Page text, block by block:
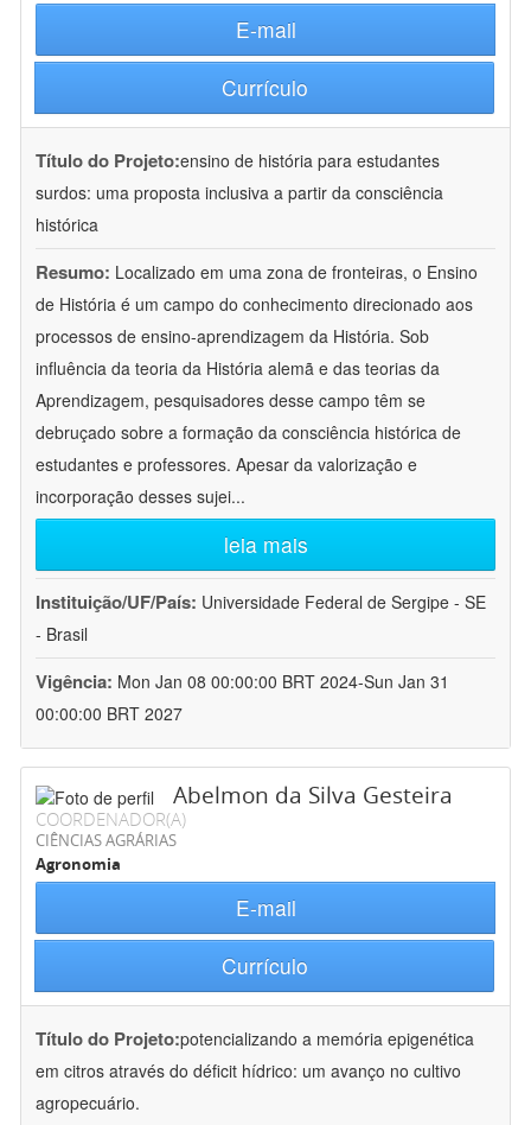
E-mail
Currículo
Título do Projeto:ensino de história para estudantes
surdos: uma proposta inclusiva a partir da consciência
histórica
Resumo: Localizado em uma zona de fronteiras, o Ensino
de História é um campo do conhecimento direcionado aos
processos de ensino-aprendizagem da História. Sob
influência da teoria da História alemã e das teorias da
Aprendizagem, pesquisadores desse campo têm se
debruçado sobre a formação da consciência histórica de
estudantes e professores. Apesar da valorização e
incorporação desses sujei...
leia mais
Instituição/UF/País: Universidade Federal de Sergipe - SE
- Brasil
Vigência: Mon Jan 08 00:00:00 BRT 2024-Sun Jan 31
00:00:00 BRT 2027
Abelmon da Silva Gesteira
COORDENADOR(A)
CIÊNCIAS AGRÁRIAS
Agronomia
E-mail
Currículo
Título do Projeto:potencializando a memória epigenética
em citros através do déficit hídrico: um avanço no cultivo
agropecuário.